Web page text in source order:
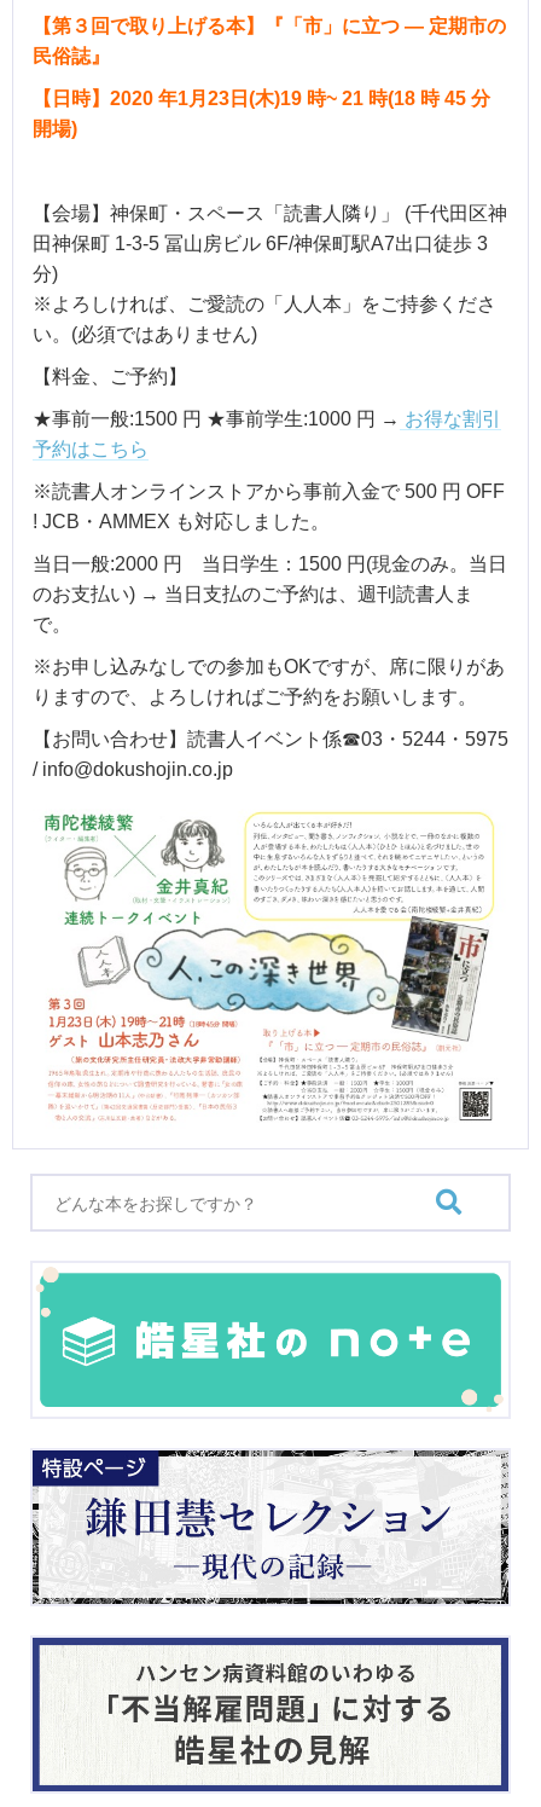
【第３回で取り上げる本】 『 「 市」に立つ ― 定期市の
民俗誌』
【日時】2020 年1月23日(木)19 時~ 21 時(18 時 45 分
開場)
【会場】神保町・スペース「読書人隣り」 (千代田区神
田神保町 1-3-5 冨山房ビル 6F/神保町駅A7出口徒歩 3
分)
※よろしければ、ご愛読の「人人本」をご持参くださ
い。(必須ではありません)
【料金、ご予約】
★事前一般:1500 円 ★事前学生:1000 円 → お得な割引
予約はこちら
※読書人オンラインストアから事前入金で 500 円 OFF
! JCB・AMMEX も対応しました。
当日一般:2000 円 当日学生：1500 円(現金のみ。当日
のお支払い) → 当日支払のご予約は、週刊読書人ま
で。
※お申し込みなしでの参加もOKですが、席に限りがあ
りますので、よろしければご予約をお願いします。
【お問い合わせ】読書人イベント係☎03・5244・5975
/ info@dokushojin.co.jp